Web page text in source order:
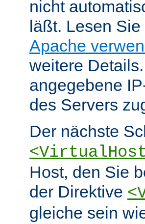
nicht
läßt. Lesen Sie
Apache
weitere
angegebene
des Servers
Der nächste
Host, den Sie
der Direktive
gleiche sein